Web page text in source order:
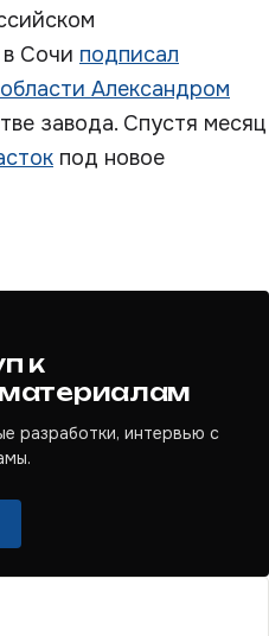
Сочи подписал
Александром
завода. Спустя месяц
под новое
к
разработки, интервью с